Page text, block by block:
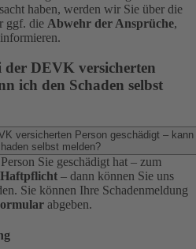
haben, werden wir Sie über die
ggf. die Abwehr der Ansprüche,
DEVK versicherten
ich den Schaden selbst
versicherten Person geschädigt – kann
selbst melden?
Sie geschädigt hat – zum
– dann können Sie uns
Sie können Ihre Schadenmeldung
abgeben.